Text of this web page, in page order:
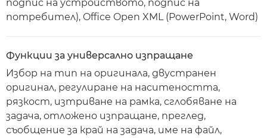
подпис на устройството, подпис на
потребител), Office Open XML (PowerPoint, Word)
Функции за универсално изпращане
Избор на тип на оригинала, двустранен
оригинал, регулиране на наситеността,
рязкост, изтриване на рамка, сглобяване на
задача, отложено изпращане, преглед,
съобщение за край на задача, име на файл,